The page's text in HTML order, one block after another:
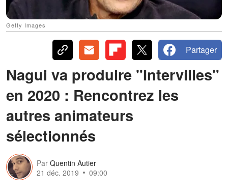
Getty Images
Partager
Nagui va produire "Intervilles"
en 2020 : Rencontrez les
autres animateurs
sélectionnés
Par Quentin Autier
21 déc. 2019
09:00